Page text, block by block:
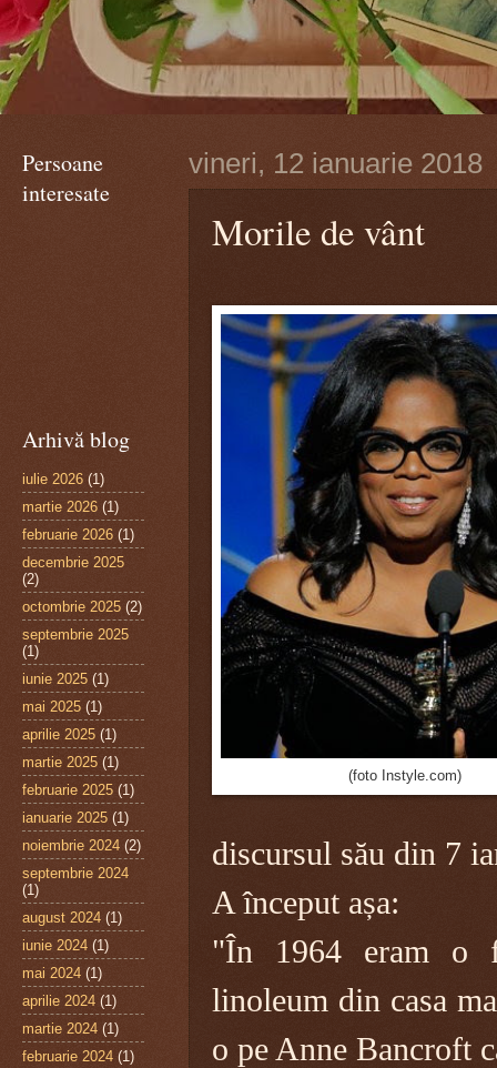
vineri, 12 ianuarie 2018
Morile de vânt
(foto Instyle.com)
discursul său din 7
A început așa:
"În 1964 eram o
linoleum din casa
o pe Anne Bancroft
Persoane
interesate
Arhivă blog
iulie 2026 (1)
martie 2026 (1)
februarie 2026 (1)
decembrie 2025
(2)
octombrie 2025 (2)
septembrie 2025
(1)
iunie 2025 (1)
mai 2025 (1)
aprilie 2025 (1)
martie 2025 (1)
februarie 2025 (1)
ianuarie 2025 (1)
noiembrie 2024 (2)
septembrie 2024
(1)
august 2024 (1)
iunie 2024 (1)
mai 2024 (1)
aprilie 2024 (1)
martie 2024 (1)
februarie 2024 (1)